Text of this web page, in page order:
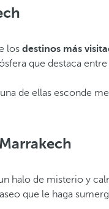
los destinos más
que destaca
de ellas esconde
halo de misterio y
que le haga